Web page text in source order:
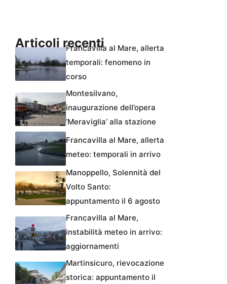
Articoli recentiFrancavilla al Mare, allerta
temporali: fenomeno in
corso
Montesilvano,
inaugurazione dell’opera
‘Meraviglia’ alla stazione
Francavilla al Mare, allerta
meteo: temporali in arrivo
Manoppello, Solennità del
Volto Santo:
appuntamento il 6 agosto
Francavilla al Mare,
instabilità meteo in arrivo:
aggiornamenti
Martinsicuro, rievocazione
storica: appuntamento il